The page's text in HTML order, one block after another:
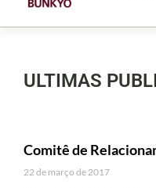
ULTIMAS
Comitê de
22 de março de 2017